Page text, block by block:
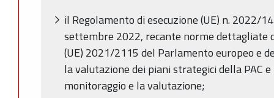
il Regolamento di esecuzione (UE) n. 2022/
settembre 2022, recante norme dettagliate
(UE) 2021/2115 del Parlamento europeo e
la valutazione dei piani strategici della PAC
monitoraggio e la valutazione;